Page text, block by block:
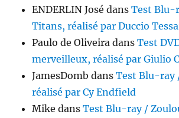
ENDERLIN José dansTest Blu-
Titans, réalisé par Duccio
Paulo de Oliveira dansTest
merveilleux, réalisé par Giulio
JamesDomb dansTest Blu-ray
réalisé par Cy Endfield
Mike dansTest Blu-ray /